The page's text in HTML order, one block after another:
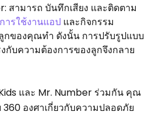
สามารถ บันทึกเสียง และติดตาม
การใช้งานแอป และกิจกรรม
กของคุณทำ ดังนั้น การปรับรูปแบบ
กับความต้องการของลูกจึงกลาย
และ Mr. Number ร่วมกัน คุณ
360 องศาเกี่ยวกับความปลอดภัย